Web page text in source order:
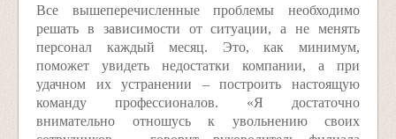
Все вышеперечисленные проблемы необходимо
решать в зависимости от ситуации, а не менять
персонал каждый месяц. Это, как минимум,
поможет увидеть недостатки компании, а при
удачном их устранении – построить настоящую
команду профессионалов. «Я достаточно
внимательно отношусь к увольнению своих